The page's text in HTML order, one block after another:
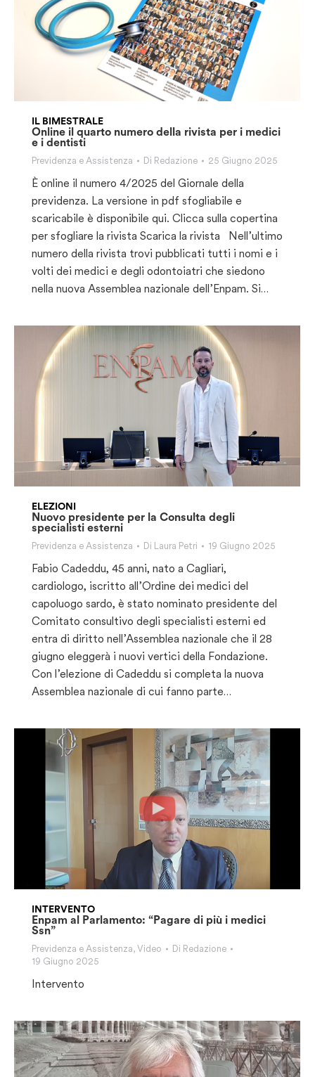
IL BIMESTRALE
Online il quarto numero della rivista per i medici
e i dentisti
Previdenza e Assistenza Di Redazione 25 Giugno 2025
È online il numero 4/2025 del Giornale della
previdenza. La versione in pdf sfogliabile e
scaricabile è disponibile qui. Clicca sulla copertina
per sfogliare la rivista Scarica la rivista Nell’ultimo
numero della rivista trovi pubblicati tutti i nomi e i
volti dei medici e degli odontoiatri che siedono
nella nuova Assemblea nazionale dell’Enpam. Si…
ELEZIONI
Nuovo presidente per la Consulta degli
specialisti esterni
Previdenza e Assistenza Di Laura Petri 19 Giugno 2025
Fabio Cadeddu, 45 anni, nato a Cagliari,
cardiologo, iscritto all’Ordine dei medici del
capoluogo sardo, è stato nominato presidente del
Comitato consultivo degli specialisti esterni ed
entra di diritto nell’Assemblea nazionale che il 28
giugno eleggerà i nuovi vertici della Fondazione.
Con l’elezione di Cadeddu si completa la nuova
Assemblea nazionale di cui fanno parte…
INTERVENTO
Enpam al Parlamento: “Pagare di più i medici
Ssn”
Previdenza e Assistenza, Video Di Redazione
19 Giugno 2025
Intervento